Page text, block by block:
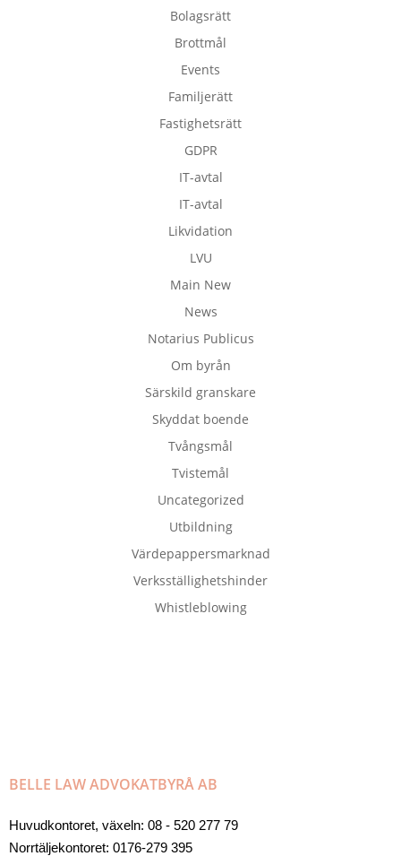
Bolagsrätt
Brottmål
Events
Familjerätt
Fastighetsrätt
GDPR
IT-avtal
IT-avtal
Likvidation
LVU
Main New
News
Notarius Publicus
Om byrån
Särskild granskare
Skyddat boende
Tvångsmål
Tvistemål
Uncategorized
Utbildning
Värdepappersmarknad
Verksställighetshinder
Whistleblowing
BELLE LAW ADVOKATBYRÅ AB
Huvudkontoret, växeln: 08 - 520 277 79
Norrtäljekontoret: 0176-279 395